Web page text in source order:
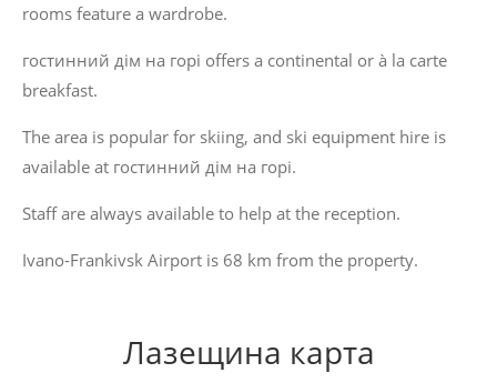
rooms feature a wardrobe.
гостинний дім на горі offers a continental or à la carte
breakfast.
The area is popular for skiing, and ski equipment hire is
available at гостинний дім на горі.
Staff are always available to help at the reception.
Ivano-Frankivsk Airport is 68 km from the property.
Лазещина карта